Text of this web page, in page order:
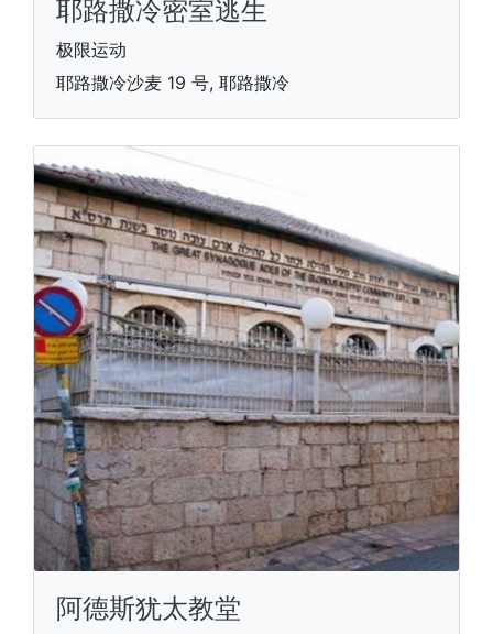
耶路撒冷密室逃生
极限运动
耶路撒冷沙麦 19 号, 耶路撒冷
阿德斯犹太教堂